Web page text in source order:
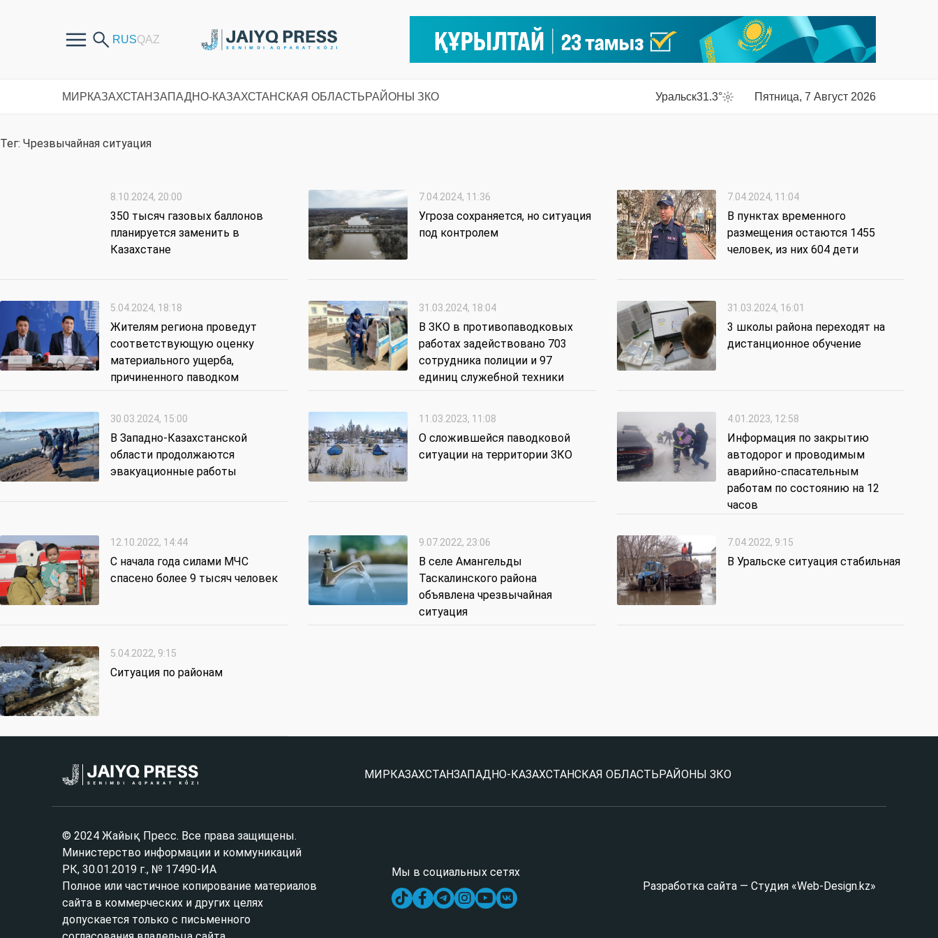
МИРКАЗАХСТАНЗАПАДНО-КАЗАХСТАНСКАЯ ОБЛАСТЬРАЙОНЫ ЗКО Уральск31.3° Пятница, 7 Август 2026
Тег: Чрезвычайная ситуация
8.10.2024, 20:00
350 тысяч газовых баллонов
планируется заменить в
Казахстане
7.04.2024, 11:36
Угроза сохраняется, но ситуация
под контролем
7.04.2024, 11:04
В пунктах временного
размещения остаются 1455
человек, из них 604 дети
5.04.2024, 18:18
Жителям региона проведут
соответствующую оценку
материального ущерба,
причиненного паводком
31.03.2024, 18:04
В ЗКО в противопаводковых
работах задействовано 703
сотрудника полиции и 97
единиц служебной техники
31.03.2024, 16:01
3 школы района переходят на
дистанционное обучение
30.03.2024, 15:00
В Западно-Казахстанской
области продолжаются
эвакуационные работы
11.03.2023, 11:08
О сложившейся паводковой
ситуации на территории ЗКО
4.01.2023, 12:58
Информация по закрытию
автодорог и проводимым
аварийно-спасательным
работам по состоянию на 12
часов
12.10.2022, 14:44
С начала года силами МЧС
спасено более 9 тысяч человек
9.07.2022, 23:06
В селе Амангельды
Таскалинского района
объявлена чрезвычайная
ситуация
7.04.2022, 9:15
В Уральске ситуация стабильная
5.04.2022, 9:15
Ситуация по районам
МИР КАЗАХСТАНЗАПАДНО-КАЗАХСТАНСКАЯ ОБЛАСТЬ РАЙОНЫ ЗКО
© 2024 Жайық Пресс. Все права защищены.
Министерство информации и коммуникаций
РК, 30.01.2019 г., № 17490-ИА
Полное или частичное копирование материалов
сайта в коммерческих и других целях
допускается только с письменного
Мы в социальных сетях
Разработка сайта — Студия «Web-Design.kz»